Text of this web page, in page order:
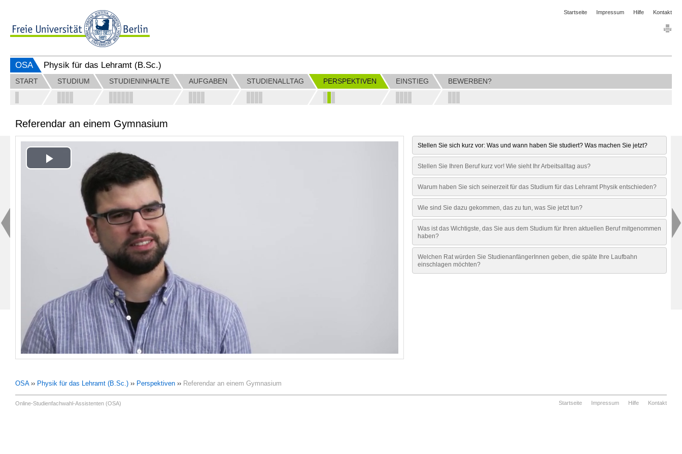
Startseite Impressum Hilfe Kontakt
OSA Physik für das Lehramt (B.Sc.)
START STUDIUM STUDIENINHALTE AUFGABEN STUDIENALLTAG PERSPEKTIVEN EINSTIEG BEWERBEN?
Referendar an einem Gymnasium
Play
Video
Stellen Sie sich kurz vor: Was und wann haben Sie studiert? Was machen Sie jetzt?
Stellen Sie Ihren Beruf kurz vor! Wie sieht Ihr Arbeitsalltag aus?
Warum haben Sie sich seinerzeit für das Studium für das Lehramt Physik entschieden?
Wie sind Sie dazu gekommen, das zu tun, was Sie jetzt tun?
Was ist das Wichtigste, das Sie aus dem Studium für Ihren aktuellen Beruf mitgenommen
haben?
Welchen Rat würden Sie StudienanfängerInnen geben, die späte Ihre Laufbahn
einschlagen möchten?
OSA›› Physik für das Lehramt (B.Sc.) ›› Perspektiven ›› Referendar an einem Gymnasium
Online-Studienfachwahl-Assistenten (OSA) Startseite Impressum Hilfe Kontakt